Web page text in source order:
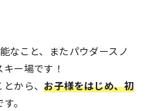
なこと、またパウダースノ
ー場です！
とから、お子様をはじめ、初
す。